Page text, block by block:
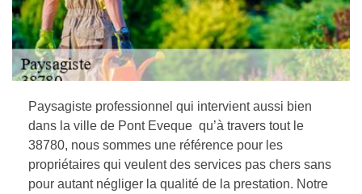
Paysagiste professionnel qui intervient aussi bien
dans la ville de Pont Eveque qu’à travers tout le
38780, nous sommes une référence pour les
propriétaires qui veulent des services pas chers sans
pour autant négliger la qualité de la prestation. Notre